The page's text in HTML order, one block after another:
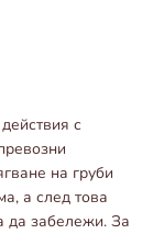
с
на груби
а след това
да забележи. За